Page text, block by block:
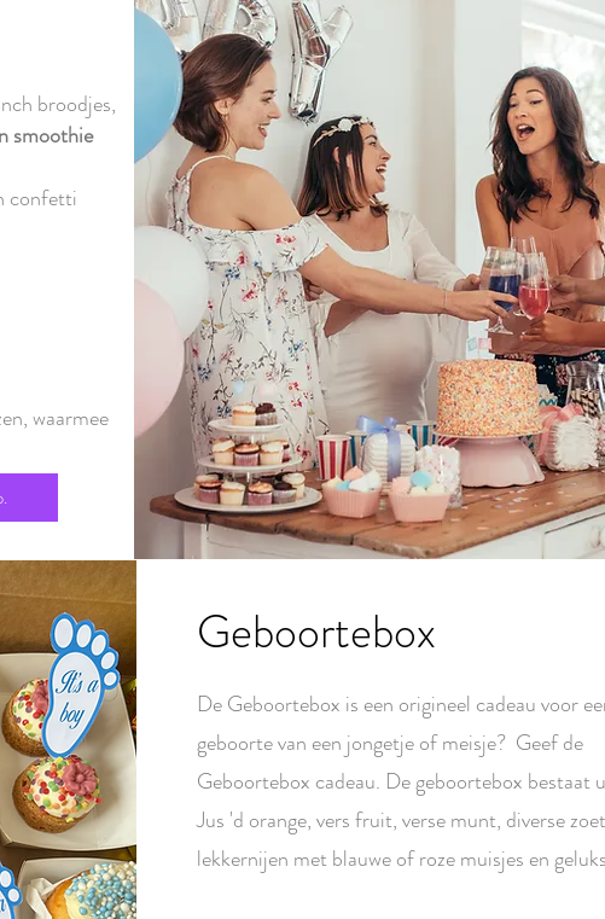
broodjes,
smoothie
confetti
waarmee
Geboortebox
De Geboortebox is een origineel cadeau voor
geboorte van een jongetje of meisje? Geef de
Geboortebox cadeau. De geboortebox bestaat
Jus 'd orange, vers fruit, verse munt, diverse
lekkernijen met blauwe of roze muisjes en